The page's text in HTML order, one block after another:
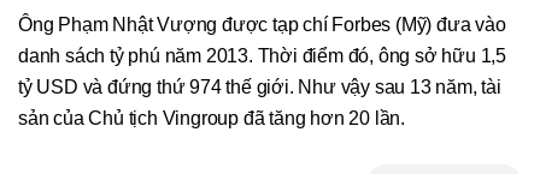
Ông Phạm Nhật Vượng được tạp chí Forbes (Mỹ) đưa vào
danh sách tỷ phú năm 2013. Thời điểm đó, ông sở hữu 1,5
tỷ USD và đứng thứ 974 thế giới. Như vậy sau 13 năm, tài
sản của Chủ tịch Vingroup đã tăng hơn 20 lần.